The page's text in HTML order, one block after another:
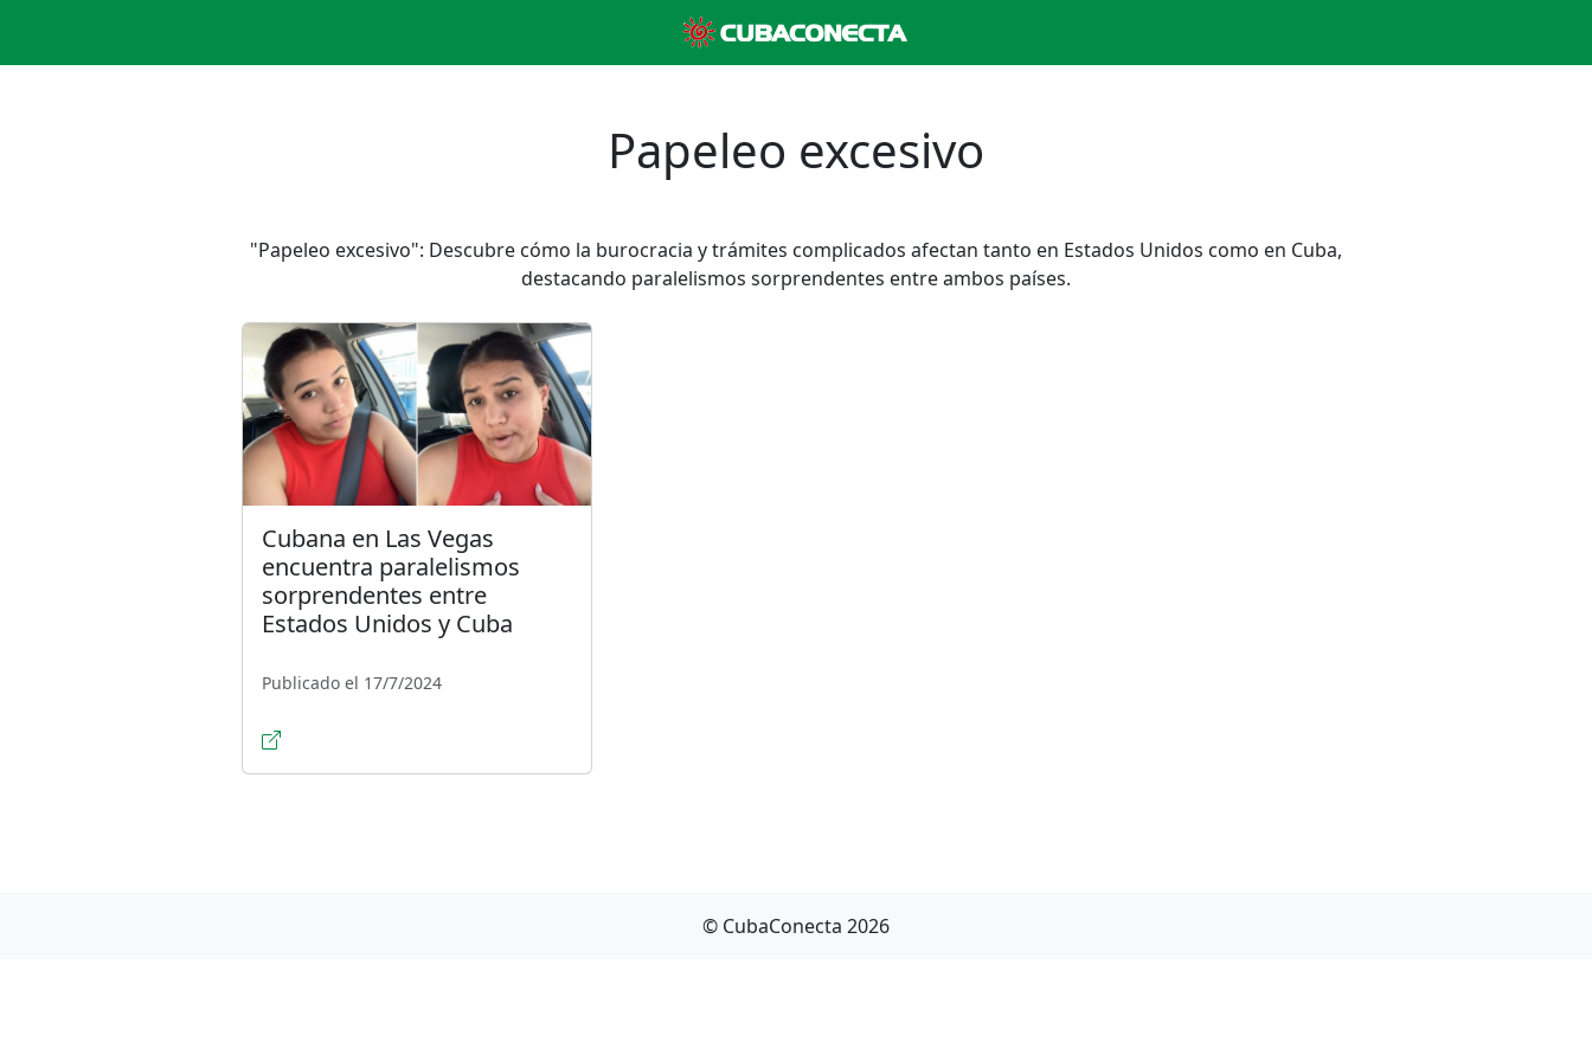
Papeleo excesivo
"Papeleo excesivo": Descubre cómo la burocracia y trámites complicados afectan tanto en Estados Unidos como en Cuba,
destacando paralelismos sorprendentes entre ambos países.
Cubana en Las Vegas
encuentra paralelismos
sorprendentes entre
Estados Unidos y Cuba
Publicado el 17/7/2024
© CubaConecta 2026